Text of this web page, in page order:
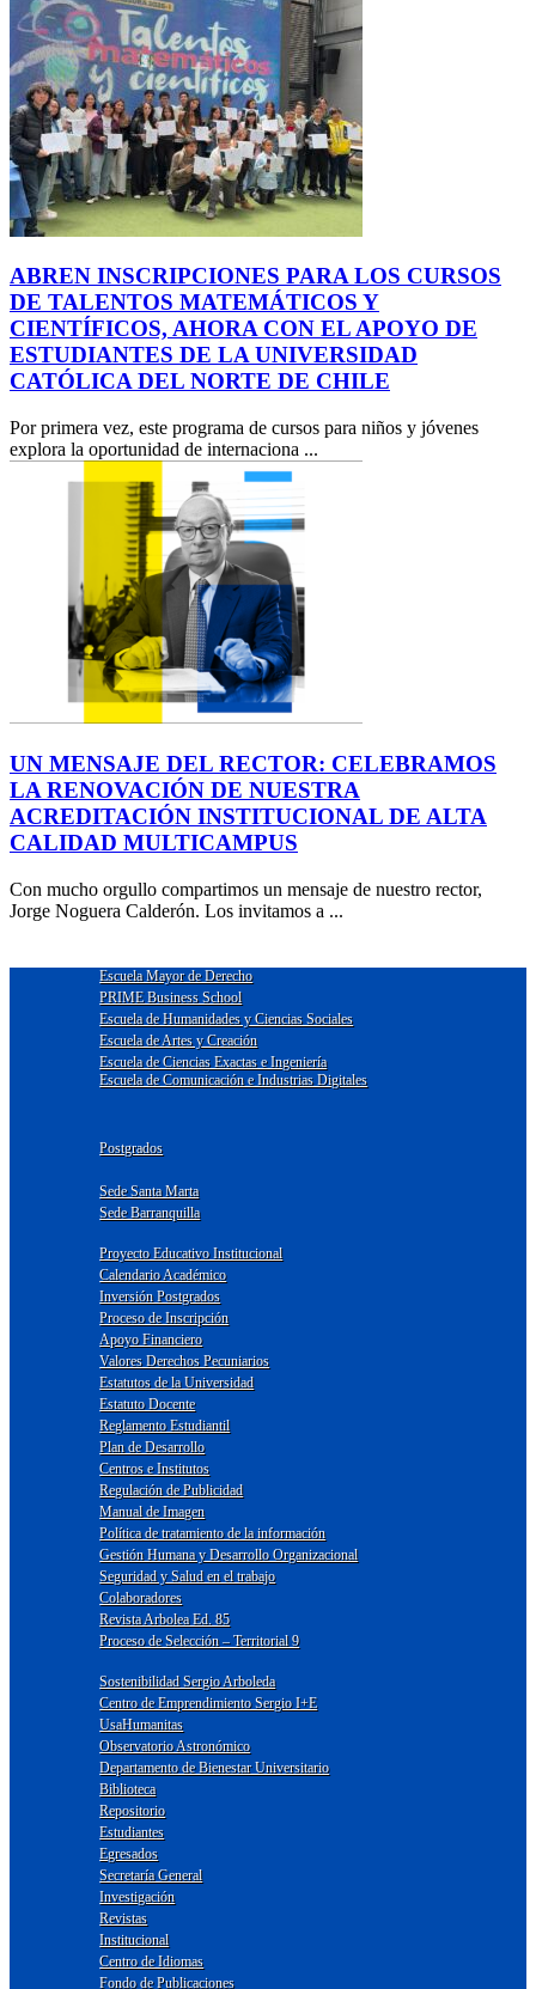
ABREN INSCRIPCIONES PARA LOS CURSOS
DE TALENTOS MATEMÁTICOS Y
CIENTÍFICOS, AHORA CON EL APOYO DE
ESTUDIANTES DE LA UNIVERSIDAD
CATÓLICA DEL NORTE DE CHILE
Por primera vez, este programa de cursos para niños y jóvenes
explora la oportunidad de internaciona ...
UN MENSAJE DEL RECTOR: CELEBRAMOS
LA RENOVACIÓN DE NUESTRA
ACREDITACIÓN INSTITUCIONAL DE ALTA
CALIDAD MULTICAMPUS
Con mucho orgullo compartimos un mensaje de nuestro rector,
Jorge Noguera Calderón. Los invitamos a ...
Escuela Mayor de Derecho
PRIME Business School
Escuela de Humanidades y Ciencias Sociales
Escuela de Artes y Creación
Escuela de Ciencias Exactas e Ingeniería
Escuela de Comunicación e Industrias Digitales
Postgrados
Sede Santa Marta
Sede Barranquilla
Proyecto Educativo Institucional
Calendario Académico
Inversión Postgrados
Proceso de Inscripción
Apoyo Financiero
Valores Derechos Pecuniarios
Estatutos de la Universidad
Estatuto Docente
Reglamento Estudiantil
Plan de Desarrollo
Centros e Institutos
Regulación de Publicidad
Manual de Imagen
Política de tratamiento de la información
Gestión Humana y Desarrollo Organizacional
Seguridad y Salud en el trabajo
Colaboradores
Revista Arbolea Ed. 85
Proceso de Selección – Territorial 9
Sostenibilidad Sergio Arboleda
Centro de Emprendimiento Sergio I+E
UsaHumanitas
Observatorio Astronómico
Departamento de Bienestar Universitario
Biblioteca
Repositorio
Estudiantes
Egresados
Secretaría General
Investigación
Revistas
Institucional
Centro de Idiomas
Fondo de Publicaciones